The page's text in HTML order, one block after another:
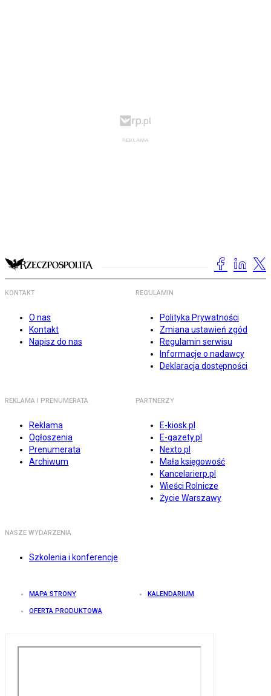
KONTAKT
O nas
Kontakt
Napisz do nas
REGULAMIN
Polityka Prywatności
Zmiana ustawień zgód
Regulamin serwisu
Informacje o nadawcy
Deklaracja dostępności
REKLAMA I PRENUMERATA
Reklama
Ogłoszenia
Prenumerata
Archiwum
PARTNERZY
E-kiosk.pl
E-gazety.pl
Nexto.pl
Mała księgowość
Kancelarierp.pl
Wieści Rolnicze
Życie Warszawy
NASZE WYDARZENIA
Szkolenia i konferencje
MAPA STRONY KALENDARIUM
OFERTA PRODUKTOWA